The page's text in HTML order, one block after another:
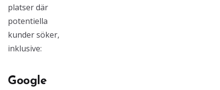
platser där
potentiella
kunder söker,
inklusive:
Google